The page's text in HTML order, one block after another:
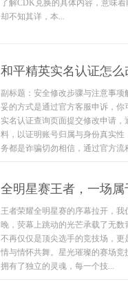
了解CDK兑换的具体内容，意味
却不知其详，本...
和平精英实名认证怎
副标题：安全修改步骤与注意事
妥的方式是通过官方客服申诉，
实名认证查询页面提交修改申请
料，以证明账号归属与身份真实
务都是诈骗切勿相信，通过官方流
全明星赛王者，一场
王者荣耀全明星赛的序幕拉开，
晚，荧幕上跳动的光芒承载了无
不再仅仅是顶尖选手的竞技场，
情与情怀共舞。星光璀璨的赛场
拥有了独立的灵魂，每一个技...